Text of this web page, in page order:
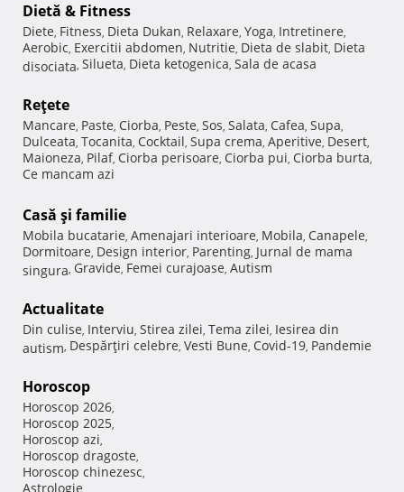
Dietă & Fitness
Diete, Fitness, Dieta Dukan, Relaxare, Yoga, Intretinere,
Aerobic, Exercitii abdomen, Nutritie, Dieta de slabit, Dieta
disociata, Silueta, Dieta ketogenica, Sala de acasa
Reţete
Mancare, Paste, Ciorba, Peste, Sos, Salata, Cafea, Supa,
Dulceata, Tocanita, Cocktail, Supa crema, Aperitive, Desert,
Maioneza, Pilaf, Ciorba perisoare, Ciorba pui, Ciorba burta,
Ce mancam azi
Casă şi familie
Mobila bucatarie, Amenajari interioare, Mobila, Canapele,
Dormitoare, Design interior, Parenting, Jurnal de mama
singura, Gravide, Femei curajoase, Autism
Actualitate
Din culise, Interviu, Stirea zilei, Tema zilei, Iesirea din
autism, Despărţiri celebre, Vesti Bune, Covid-19, Pandemie
Horoscop
Horoscop 2026,
Horoscop 2025,
Horoscop azi,
Horoscop dragoste,
Horoscop chinezesc,
Astrologie